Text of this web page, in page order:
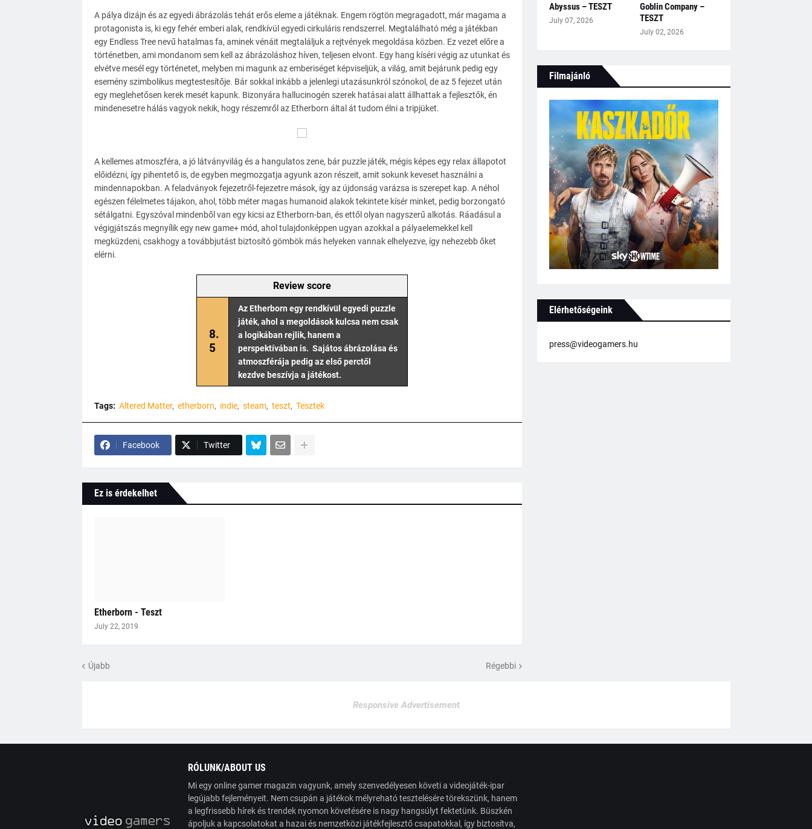
A pálya dizájn és az egyedi ábrázolás tehát erős eleme a játéknak. Engem rögtön megragadott, már magama a
protagonista is, ki egy fehér emberi alak, rendkívül egyedi cirkuláris rendszerrel. Megtalálható még a játékban
egy Endless Tree nevű hatalmas fa, aminek vénáit megtaláljuk a rejtvények megoldása közben. Ez vezet előre a
történetben, ami mondanom sem kell az ábrázoláshoz híven, teljesen elvont. Egy hang kíséri végig az utunkat és
elvétve mesél egy történetet, melyben mi magunk az emberiséget képviseljük, a világ, amit bejárunk pedig egy
esemény szimbolikus megtestesítője. Bár sokkal inkább a jelenlegi utazásunkról szónokol, de az 5 fejezet után
egy meglehetősen kerek mesét kapunk. Bizonyára hallucinogén szerek hatásai alatt állhattak a fejlesztők, én
mindenesetre hálás vagyok nekik, hogy részemről az Etherborn által át tudom élni a tripjüket.
A kellemes atmoszféra, a jó látványvilág és a hangulatos zene, bár puzzle játék, mégis képes egy relax állapotot
előidézni, így pihentető is, de egyben megmozgatja agyunk azon részeit, amit sokunk keveset használni a
mindennapokban. A feladványok fejezetről-fejezetre mások, így az újdonság varázsa is szerepet kap. A néhol
egészen félelmetes tájakon, ahol, több méter magas humanoid alakok tekintete kísér minket, pedig borzongató
sétálgatni. Egyszóval mindenből van egy kicsi az Etherborn-ban, és ettől olyan nagyszerű alkotás. Ráadásul a
végigjátszás megnyílik egy new game+ mód, ahol tulajdonképpen ugyan azokkal a pályaelemekkel kell
megküzdeni, csakhogy a továbbjutást biztosító gömbök más helyeken vannak elhelyezve, így nehezebb őket
elérni.
Review score
8.
5
Az Etherborn egy rendkívül egyedi puzzle
játék, ahol a megoldások kulcsa nem csak
a logikában rejlik, hanem a
perspektívában is. Sajátos ábrázolása és
atmoszférája pedig az első perctől
kezdve beszívja a játékost.
Tags: Altered Matter etherborn indie steam teszt Tesztek
Facebook Twitter
Ez is érdekelhet
Etherborn - Teszt
July 22, 2019
Újabb Régebbi
Abyssus – TESZT
July 07, 2026
Goblin Company –
TESZT
July 02, 2026
Filmajánló
Elérhetőségeink
press@videogamers.hu
Responsive Advertisement
RÓLUNK/ABOUT US
Mi egy online gamer magazin vagyunk, amely szenvedélyesen követi a videojáték-ipar
legújabb fejleményeit. Nem csupán a játékok mélyreható tesztelésére törekszünk, hanem
a legfrissebb hírek és trendek nyomon követésére is nagy hangsúlyt fektetünk. Büszkén
ápoljuk a kapcsolatokat a hazai és nemzetközi játékfejlesztő csapatokkal, így biztosítva,